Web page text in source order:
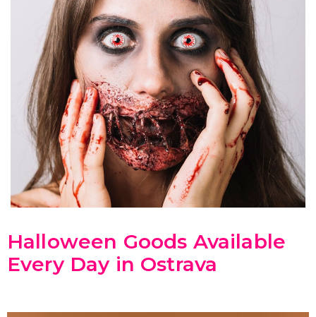
Halloween Goods Available
Every Day in Ostrava